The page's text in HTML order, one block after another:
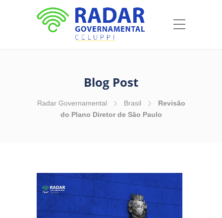
Blog Post
Radar Governamental Brasil
Revisão
do Plano Diretor de São Paulo